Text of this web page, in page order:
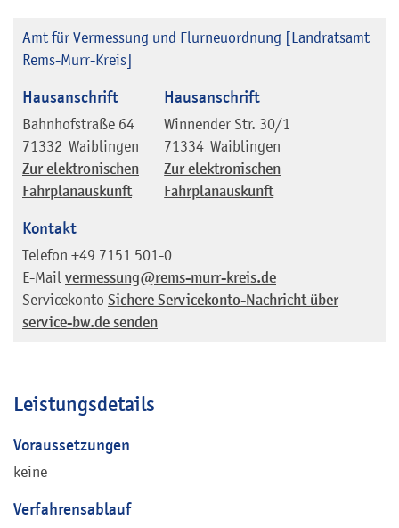
Amt für Vermessung und Flurneuordnung [Landratsamt
Rems-Murr-Kreis]
Hausanschrift
Bahnhofstraße 64
71332 Waiblingen
Zur elektronischen
Fahrplanauskunft
Hausanschrift
Winnender Str. 30/1
71334 Waiblingen
Zur elektronischen
Fahrplanauskunft
Kontakt
Telefon +49 7151 501-0
E-Mail vermessung@rems-murr-kreis.de
Servicekonto Sichere Servicekonto-Nachricht über
service-bw.de senden
Leistungsdetails
Voraussetzungen
keine
Verfahrensablauf